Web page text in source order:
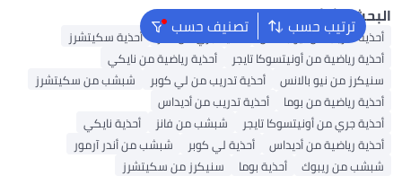
ترتيب حسب تصنيف حسب الشائع
تدريب من نيو بالانس أحذية جري من فانز
أحذية سكيتشرز
رياضية من أونيتسوكا تايجر
أحذية رياضية من نايكي
من نيو بالانس
أحذية تدريب من لي كوبر
شبشب من سكيتشرز
رياضية من بوما
أحذية تدريب من أديداس
جري من أونيتسوكا تايجر
شبشب من فانز
أحذية نايكي
رياضية من أديداس
أحذية لي كوبر
شبشب من أندر آرمور
من ريبوك
أحذية بوما
سنيكرز من سكيتشرز